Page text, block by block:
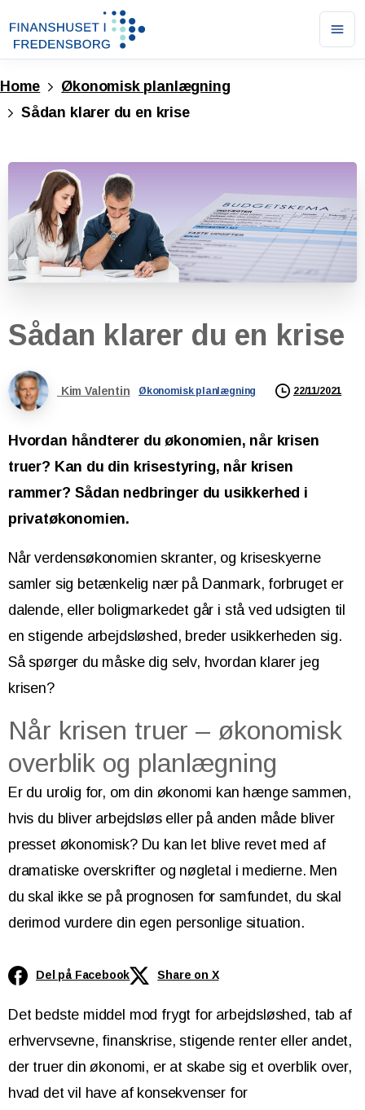
Home
Økonomisk planlægning
Sådan klarer du en krise
Sådan klarer du en krise
Kim Valentin Økonomisk planlægning 22/11/2021
Hvordan håndterer du økonomien, når krisen
truer? Kan du din krisestyring, når krisen
rammer? Sådan nedbringer du usikkerhed i
privatøkonomien.
Når verdensøkonomien skranter, og kriseskyerne
samler sig betænkelig nær på Danmark, forbruget er
dalende, eller boligmarkedet går i stå ved udsigten til
en stigende arbejdsløshed, breder usikkerheden sig.
Så spørger du måske dig selv, hvordan klarer jeg
krisen?
Når krisen truer – økonomisk
overblik og planlægning
Er du urolig for, om din økonomi kan hænge sammen,
hvis du bliver arbejdsløs eller på anden måde bliver
presset økonomisk? Du kan let blive revet med af
dramatiske overskrifter og nøgletal i medierne. Men
du skal ikke se på prognosen for samfundet, du skal
derimod vurdere din egen personlige situation.
Del på Facebook Share on X
Det bedste middel mod frygt for arbejdsløshed, tab af
erhvervsevne, finanskrise, stigende renter eller andet,
der truer din økonomi, er at skabe sig et overblik over,
hvad det vil have af konsekvenser for